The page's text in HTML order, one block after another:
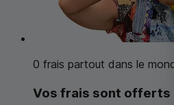
0 frais partout dans le
Vos frais sont offerts